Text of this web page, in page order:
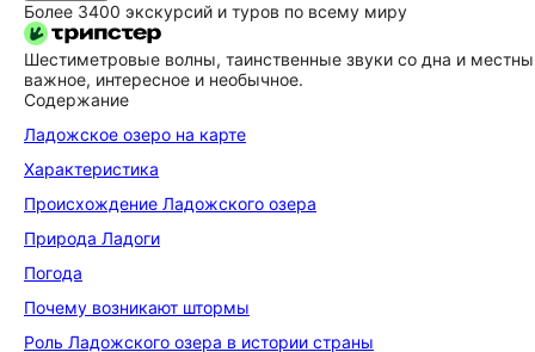
Более 3400 экскурсий и туров по всему миру
Шестиметровые волны, таинственные звуки со дна и
важное, интересное и необычное.
Содержание
Ладожское озеро на карте
Характеристика
Происхождение Ладожского озера
Природа Ладоги
Погода
Почему возникают штормы
Роль Ладожского озера в истории страны